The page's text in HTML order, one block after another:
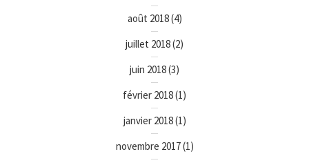
août 2018(4)
juillet 2018(2)
juin 2018(3)
février 2018(1)
janvier 2018(1)
novembre 2017(1)